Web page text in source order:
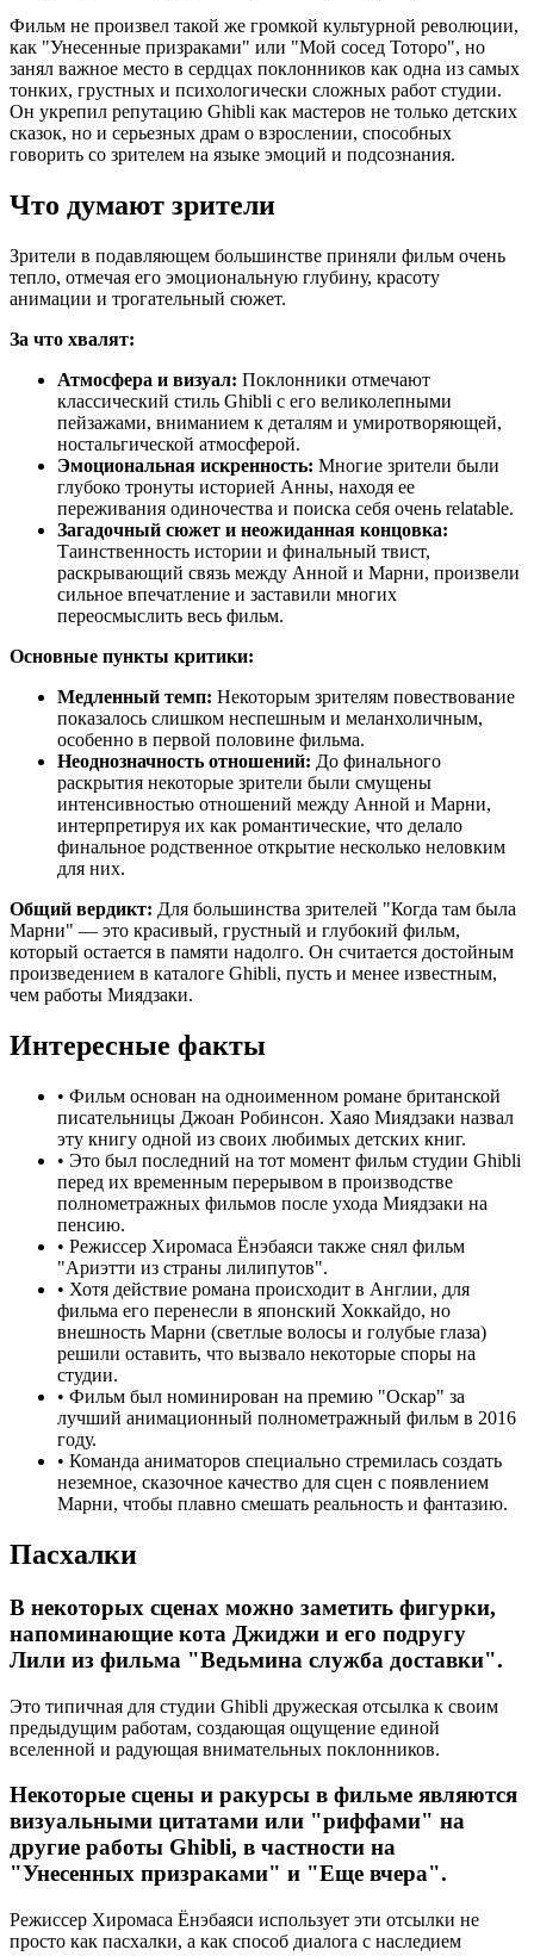
Фильм не произвел такой же громкой культурной революции,
как "Унесенные призраками" или "Мой сосед Тоторо", но
занял важное место в сердцах поклонников как одна из самых
тонких, грустных и психологически сложных работ студии.
Он укрепил репутацию Ghibli как мастеров не только детских
сказок, но и серьезных драм о взрослении, способных
говорить со зрителем на языке эмоций и подсознания.
Что думают зрители
Зрители в подавляющем большинстве приняли фильм очень
тепло, отмечая его эмоциональную глубину, красоту
анимации и трогательный сюжет.
За что хвалят:
Атмосфера и визуал: Поклонники отмечают
классический стиль Ghibli с его великолепными
пейзажами, вниманием к деталям и умиротворяющей,
ностальгической атмосферой.
Эмоциональная искренность: Многие зрители были
глубоко тронуты историей Анны, находя ее
переживания одиночества и поиска себя очень relatable.
Загадочный сюжет и неожиданная концовка:
Таинственность истории и финальный твист,
раскрывающий связь между Анной и Марни, произвели
сильное впечатление и заставили многих
переосмыслить весь фильм.
Основные пункты критики:
Медленный темп: Некоторым зрителям повествование
показалось слишком неспешным и меланхоличным,
особенно в первой половине фильма.
Неоднозначность отношений: До финального
раскрытия некоторые зрители были смущены
интенсивностью отношений между Анной и Марни,
интерпретируя их как романтические, что делало
финальное родственное открытие несколько неловким
для них.
Общий вердикт: Для большинства зрителей "Когда там была
Марни" — это красивый, грустный и глубокий фильм,
который остается в памяти надолго. Он считается достойным
произведением в каталоге Ghibli, пусть и менее известным,
чем работы Миядзаки.
Интересные факты
• Фильм основан на одноименном романе британской
писательницы Джоан Робинсон. Хаяо Миядзаки назвал
эту книгу одной из своих любимых детских книг.
• Это был последний на тот момент фильм студии Ghibli
перед их временным перерывом в производстве
полнометражных фильмов после ухода Миядзаки на
пенсию.
• Режиссер Хиромаса Ёнэбаяси также снял фильм
"Ариэтти из страны лилипутов".
• Хотя действие романа происходит в Англии, для
фильма его перенесли в японский Хоккайдо, но
внешность Марни (светлые волосы и голубые глаза)
решили оставить, что вызвало некоторые споры на
студии.
• Фильм был номинирован на премию "Оскар" за
лучший анимационный полнометражный фильм в 2016
году.
• Команда аниматоров специально стремилась создать
неземное, сказочное качество для сцен с появлением
Марни, чтобы плавно смешать реальность и фантазию.
Пасхалки
В некоторых сценах можно заметить фигурки,
напоминающие кота Джиджи и его подругу
Лили из фильма "Ведьмина служба доставки".
Это типичная для студии Ghibli дружеская отсылка к своим
предыдущим работам, создающая ощущение единой
вселенной и радующая внимательных поклонников.
Некоторые сцены и ракурсы в фильме являются
визуальными цитатами или "риффами" на
другие работы Ghibli, в частности на
"Унесенных призраками" и "Еще вчера".
Режиссер Хиромаса Ёнэбаяси использует эти отсылки не
просто как пасхалки, а как способ диалога с наследием